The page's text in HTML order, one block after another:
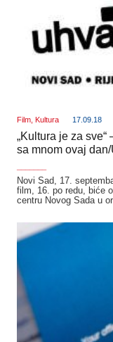
Film Kultura 17.09.18
„Kultura je za
sa mnom ovaj dan/
Novi Sad, 17.
film, 16. po redu, biće
centru Novog Sada u